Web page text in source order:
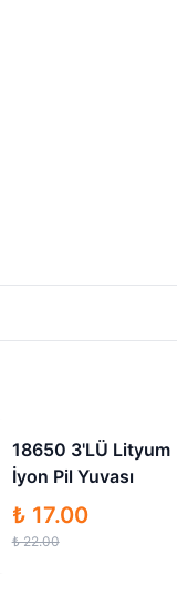
İndirimli
18650 3'LÜ Lityum
İyon Pil Yuvası
₺ 17.00
₺ 22.00